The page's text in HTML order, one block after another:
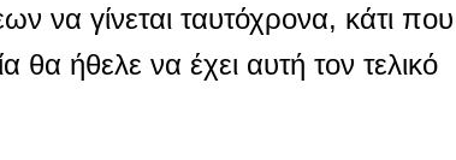
να γίνεται ταυτόχρονα, κάτι που
ήθελε να έχει αυτή τον τελικό